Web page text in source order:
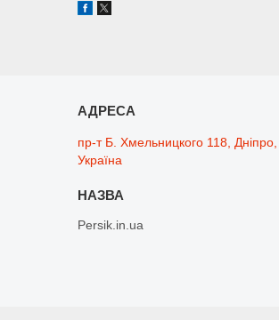
пр-т Б. Хмельницкого 118, Дніпро,
Україна
Persik.in.ua